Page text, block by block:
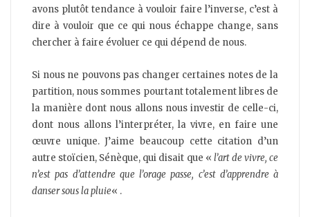
avons plutôt tendance à vouloir faire l’inverse, c’est à
dire à vouloir que ce qui nous échappe change, sans
chercher à faire évoluer ce qui dépend de nous.
Si nous ne pouvons pas changer certaines notes de la
partition, nous sommes pourtant totalement libres de
la manière dont nous allons nous investir de celle-ci,
dont nous allons l’interpréter, la vivre, en faire une
œuvre unique. J’aime beaucoup cette citation d’un
autre stoïcien, Sénèque, qui disait que « l’art de vivre, ce
n’est pas d’attendre que l’orage passe, c’est d’apprendre à
danser sous la pluie« .